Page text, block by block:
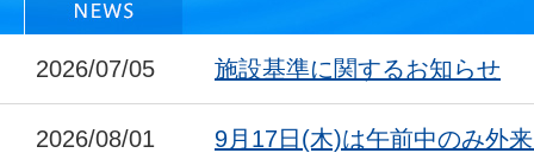
2026/07/05 施設基準に関するお知らせ
2026/08/01 9月17日(木)は午前中のみ外